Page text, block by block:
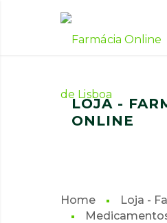
FARMÁCIA
LOJA -
ONLINE
Home
Loja -